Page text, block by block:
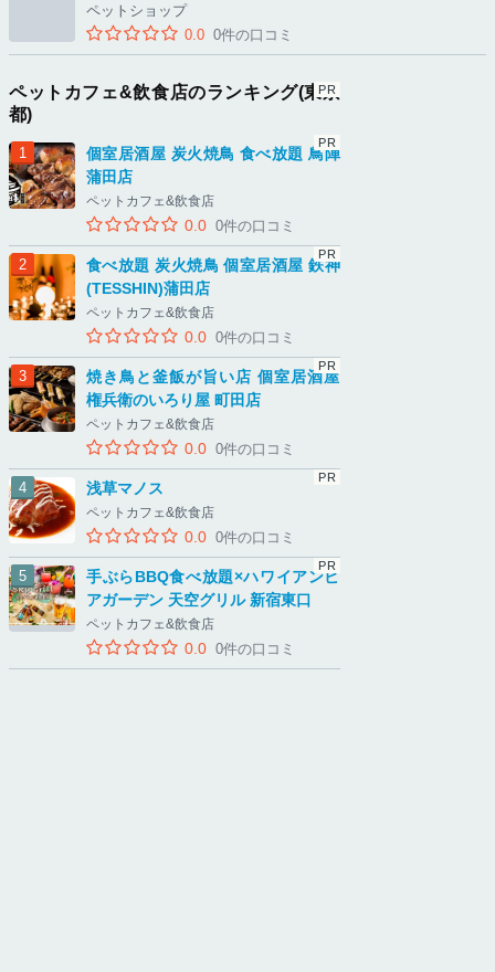
ペットショップ
0.0 0件の口コミ
ペットカフェ&飲食店のランキング(東京
都)
個室居酒屋 炭火焼鳥 食べ放題 鳥陣
蒲田店
ペットカフェ&飲食店
0.0 0件の口コミ
食べ放題 炭火焼鳥 個室居酒屋 鉄神
(TESSHIN)蒲田店
ペットカフェ&飲食店
0.0 0件の口コミ
焼き鳥と釜飯が旨い店 個室居酒屋
権兵衛のいろり屋 町田店
ペットカフェ&飲食店
0.0 0件の口コミ
浅草マノス
ペットカフェ&飲食店
0.0 0件の口コミ
手ぶらBBQ食べ放題×ハワイアンビ
アガーデン 天空グリル 新宿東口
ペットカフェ&飲食店
0.0 0件の口コミ